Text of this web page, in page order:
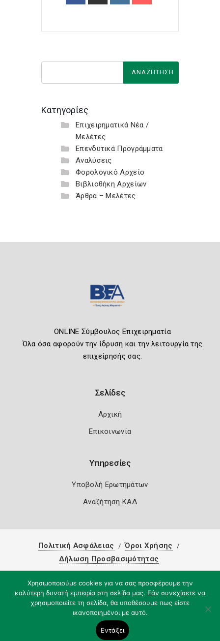
Κατηγορίες
Επιχειρηματικά Νέα /
Μελέτες
Επενδυτικά Προγράμματα
Αναλύσεις
Φορολογικό Αρχείο
Βιβλιοθήκη Αρχείων
Άρθρα – Μελέτες
ONLINE Σύμβουλος Επιχειρηματία
Όλα όσα αφορούν την ίδρυση και την λειτουργία της
επιχείρησής σας.
Σελίδες
Αρχική
Επικοινωνία
Υπηρεσίες
Υποβολή Ερωτημάτων
Αναζήτηση ΚΑΔ
Πολιτική Ασφάλειας
Όροι Χρήσης
Δήλωση Προσβασιμότητας
Χρησιμοποιούμε cookies για να σας προσφέρουμε την
καλύτερη δυνατή εμπειρία στη σελίδα μας. Εάν συνεχίσετε να
χρησιμοποιείτε τη σελίδα, θα υποθέσουμε πως είστε
ικανοποιημένοι με αυτό.
Εντάξει